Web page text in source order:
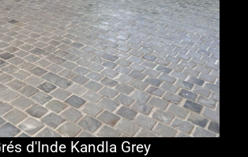
d'Inde Kandla Grey